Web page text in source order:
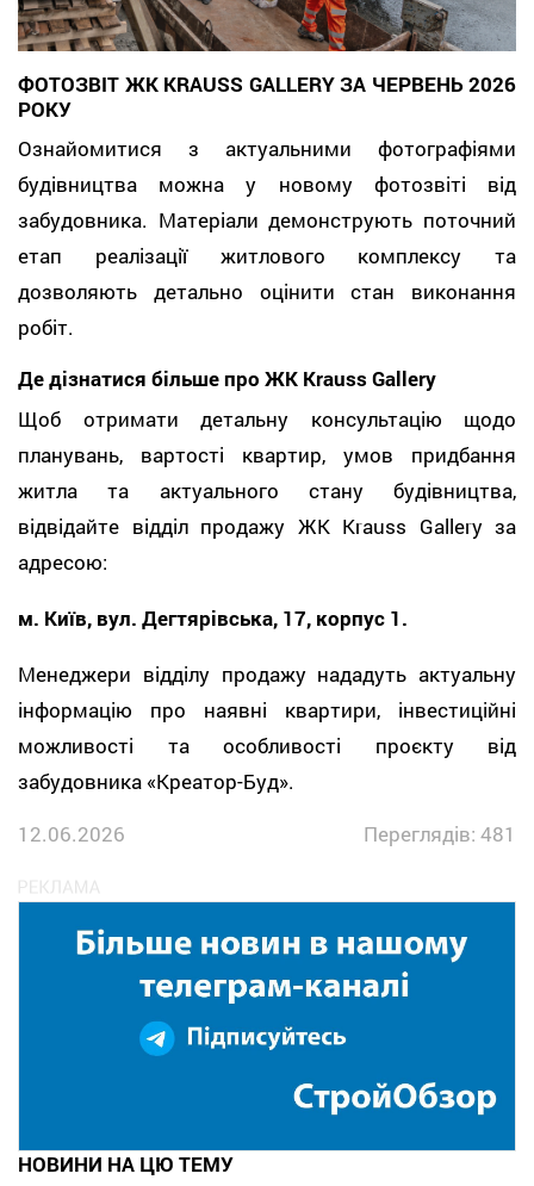
ФОТОЗВІТ ЖК KRAUSS GALLERY ЗА ЧЕРВЕНЬ 2026
РОКУ
Ознайомитися з актуальними фотографіями
будівництва можна у новому фотозвіті від
забудовника. Матеріали демонструють поточний
етап реалізації житлового комплексу та
дозволяють детально оцінити стан виконання
робіт.
Де дізнатися більше про ЖК Krauss Gallery
Щоб отримати детальну консультацію щодо
планувань, вартості квартир, умов придбання
житла та актуального стану будівництва,
відвідайте відділ продажу ЖК Krauss Gallery за
адресою:
м. Київ, вул. Дегтярівська, 17, корпус 1.
Менеджери відділу продажу нададуть актуальну
інформацію про наявні квартири, інвестиційні
можливості та особливості проєкту від
забудовника «Креатор-Буд».
12.06.2026
Переглядів: 481
НОВИНИ НА ЦЮ ТЕМУ